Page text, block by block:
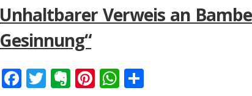
Unhaltbarer Verweis an
Gesinnung“
Facebook
Twitter
Evernote
Pinterest
WhatsApp